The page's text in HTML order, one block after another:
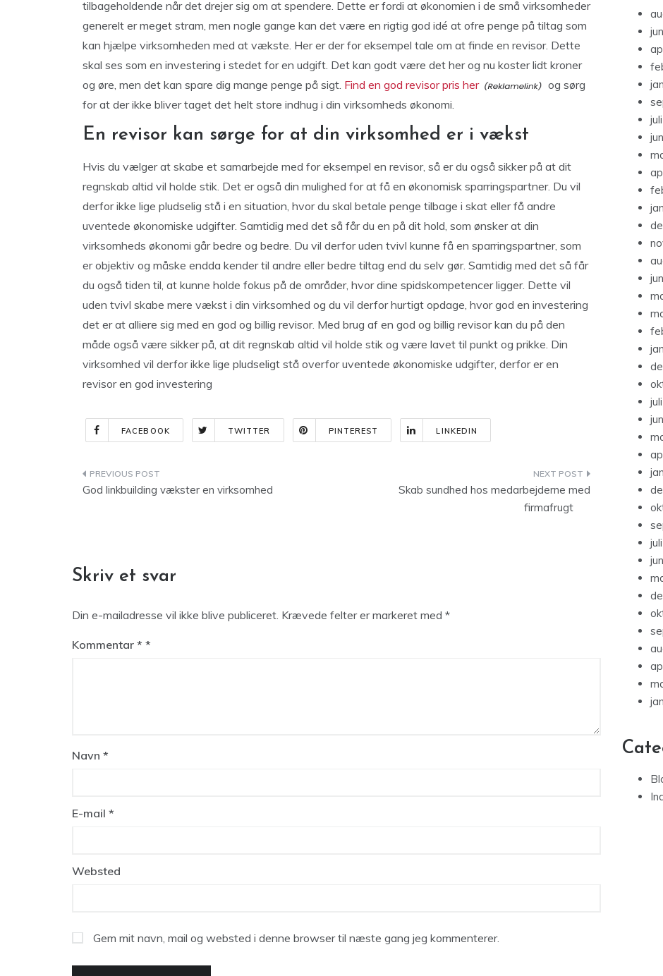
tilbageholdende når det drejer sig om at spendere. Dette er fordi at økonomien i de små virksomheder
generelt er meget stram, men nogle gange kan det være en rigtig god idé at ofre penge på tiltag som
kan hjælpe virksomheden med at vækste. Her er der for eksempel tale om at finde en revisor. Dette
skal ses som en investering i stedet for en udgift. Det kan godt være det her og nu koster lidt kroner
og øre, men det kan spare dig mange penge på sigt. Find en god revisor pris her
og sørg
for at der ikke bliver taget det helt store indhug i din virksomheds økonomi.
En revisor kan sørge for at din virksomhed er i vækst
Hvis du vælger at skabe et samarbejde med for eksempel en revisor, så er du også sikker på at dit
regnskab altid vil holde stik. Det er også din mulighed for at få en økonomisk sparringspartner. Du vil
derfor ikke lige pludselig stå i en situation, hvor du skal betale penge tilbage i skat eller få andre
uventede økonomiske udgifter. Samtidig med det så får du en på dit hold, som ønsker at din
virksomheds økonomi går bedre og bedre. Du vil derfor uden tvivl kunne få en sparringspartner, som
er objektiv og måske endda kender til andre eller bedre tiltag end du selv gør. Samtidig med det så får
du også tiden til, at kunne holde fokus på de områder, hvor dine spidskompetencer ligger. Dette vil
uden tvivl skabe mere vækst i din virksomhed og du vil derfor hurtigt opdage, hvor god en investering
det er at alliere sig med en god og billig revisor. Med brug af en god og billig revisor kan du på den
måde også være sikker på, at dit regnskab altid vil holde stik og være lavet til punkt og prikke. Din
virksomhed vil derfor ikke lige pludseligt stå overfor uventede økonomiske udgifter, derfor er en
revisor en god investering
FACEBOOK TWITTER PINTEREST LINKEDIN
Indlægsnavigation
God linkbuilding vækster en virksomhed
Skab sundhed hos medarbejderne med
firmafrugt
Skriv et svar
Din e-mailadresse vil ikke blive publiceret. Krævede felter er markeret med *
Kommentar *
Navn *
E-mail *
Websted
Gem mit navn, mail og websted i denne browser til næste gang jeg kommenterer.